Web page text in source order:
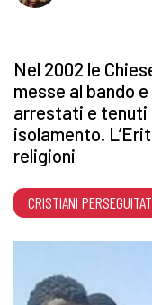
Nel 2002 le
messe al bando
arrestati e tenuti
isolamento.
religioni
CRISTIANI